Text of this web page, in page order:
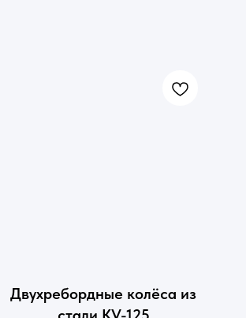
Двухребордные колёса из